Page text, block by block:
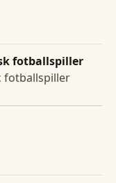
fotballspiller
fotballspiller